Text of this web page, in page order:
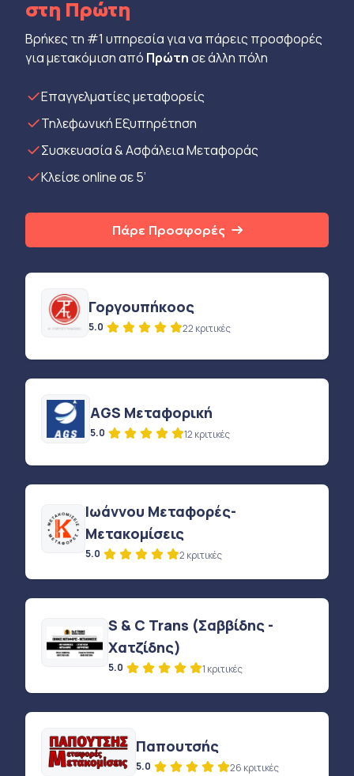
στη Πρώτη
Βρήκες τη #1 υπηρεσία για να πάρεις προσφορές
για μετακόμιση από Πρώτησε άλλη πόλη
Eπαγγελματίες μεταφορείς
Τηλεφωνική Εξυπηρέτηση
Συσκευασία & Ασφάλεια Μεταφοράς
Κλείσε online σε 5’
Πάρε Προσφορές
Γοργουπήκοος
5.0 22 κριτικές
AGS Μεταφορική
5.0 12 κριτικές
Ιωάννου Μεταφορές-
Μετακομίσεις
5.0 2 κριτικές
S & C Trans (Σαββίδης -
Χατζίδης)
5.0 1 κριτικές
Παπουτσής
5.0 26 κριτικές